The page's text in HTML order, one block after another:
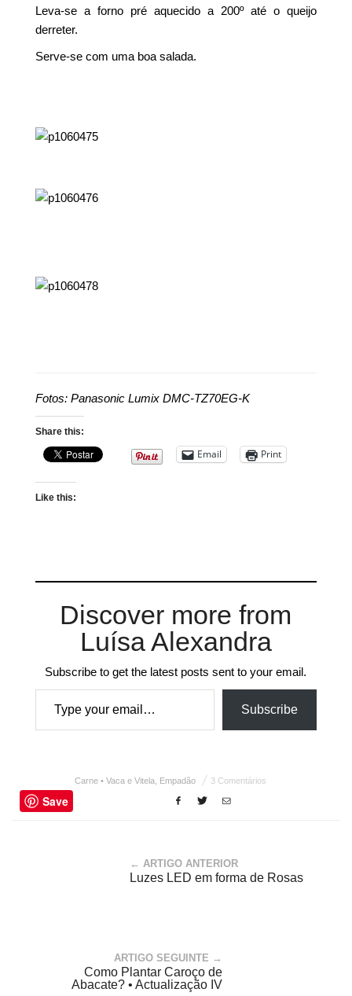
Leva-se a forno pré aquecido a 200º até o queijo
derreter.
Serve-se com uma boa salada.
Fotos: Panasonic Lumix DMC-TZ70EG-K
Share this:
Email Print
Like this:
Discover more from
Luísa Alexandra
Subscribe to get the latest posts sent to your email.
Type your email…
Subscribe
Carne • Vaca e Vitela Empadão 3 Comentários
Save
← ARTIGO ANTERIOR
Luzes LED em forma de Rosas
ARTIGO SEGUINTE →
Como Plantar Caroço de
Abacate? • Actualização IV